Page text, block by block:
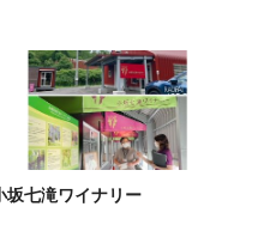
坂七滝ワイナリー